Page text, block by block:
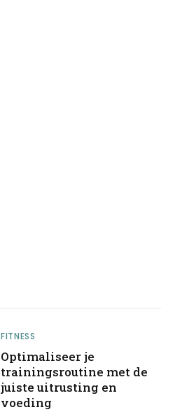
FITNESS
Optimaliseer je
trainingsroutine met de
juiste uitrusting en
voeding